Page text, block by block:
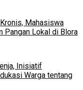
Mahasiswa
Pangan Lokal di Blora
Inisiatif
Warga tentang